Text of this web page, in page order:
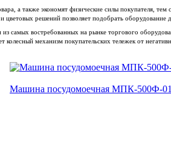
а также экономят физические силы покупателя,
решений позволяет подобрать оборудование
самых востребованных на рынке торгового
механизм покупательских тележек от
Машина посудомоечная МПК-500Ф-01